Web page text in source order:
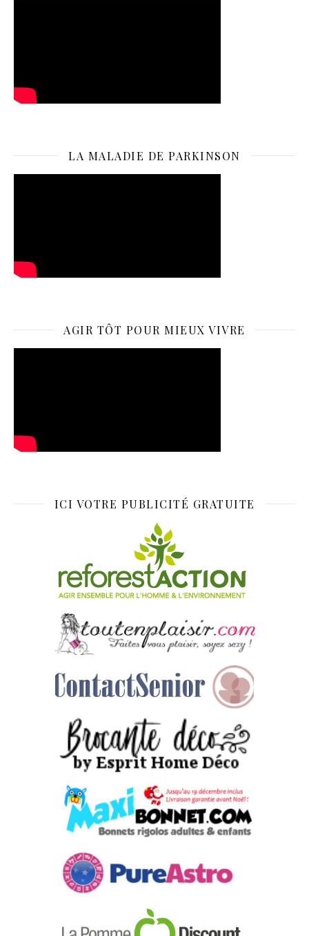
LA MALADIE DE PARKINSON
AGIR TÔT POUR MIEUX VIVRE
ICI VOTRE PUBLICITÉ GRATUITE